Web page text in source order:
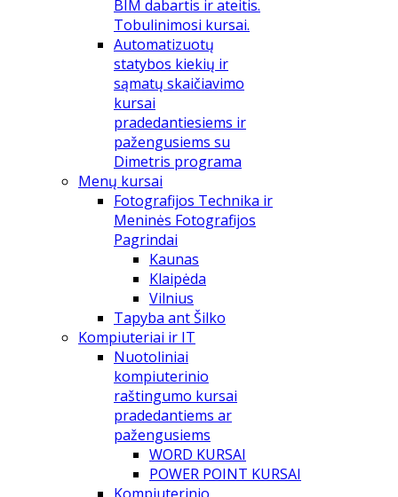
BIM dabartis ir ateitis.
Tobulinimosi kursai.
Automatizuotų
statybos kiekių ir
sąmatų skaičiavimo
kursai
pradedantiesiems ir
pažengusiems su
Dimetris programa
Menų kursai
Fotografijos Technika ir
Meninės Fotografijos
Pagrindai
Kaunas
Klaipėda
Vilnius
Tapyba ant Šilko
Kompiuteriai ir IT
Nuotoliniai
kompiuterinio
raštingumo kursai
pradedantiems ar
pažengusiems
WORD KURSAI
POWER POINT KURSAI